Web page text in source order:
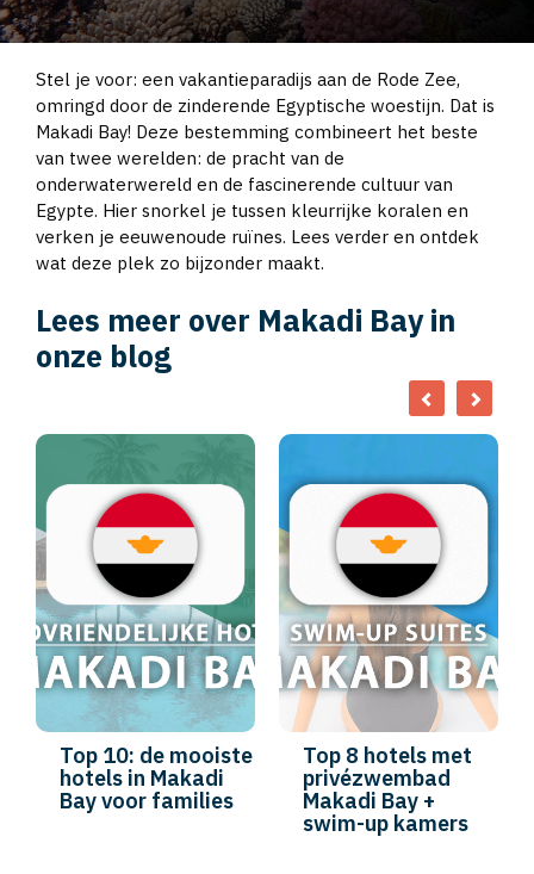
Stel je voor: een vakantieparadijs aan de Rode Zee,
omringd door de zinderende Egyptische woestijn. Dat is
Makadi Bay! Deze bestemming combineert het beste
van twee werelden: de pracht van de
onderwaterwereld en de fascinerende cultuur van
Egypte. Hier snorkel je tussen kleurrijke koralen en
verken je eeuwenoude ruïnes. Lees verder en ontdek
wat deze plek zo bijzonder maakt.
Lees meer over Makadi Bay in
onze blog
Top 10: de mooiste
hotels in Makadi
Bay voor families
Top 8 hotels met
privézwembad
Makadi Bay +
swim-up kamers